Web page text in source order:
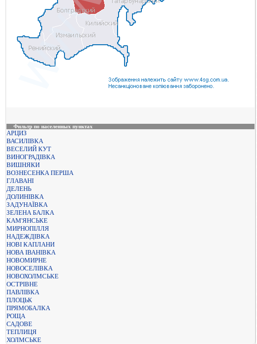
Фильтр по населенных пунктах
АРЦИЗ
ВАСИЛІВКА
ВЕСЕЛИЙ КУТ
ВИНОГРАДІВКА
ВИШНЯКИ
ВОЗНЕСЕНКА ПЕРША
ГЛАВАНІ
ДЕЛЕНЬ
ДОЛИНІВКА
ЗАДУНАЇВКА
ЗЕЛЕНА БАЛКА
КАМ'ЯНСЬКЕ
МИРНОПІЛЛЯ
НАДЕЖДІВКА
НОВІ КАПЛАНИ
НОВА ІВАНІВКА
НОВОМИРНЕ
НОВОСЕЛІВКА
НОВОХОЛМСЬКЕ
ОСТРІВНЕ
ПАВЛІВКА
ПЛОЦЬК
ПРЯМОБАЛКА
РОЩА
САДОВЕ
ТЕПЛИЦЯ
ХОЛМСЬКЕ